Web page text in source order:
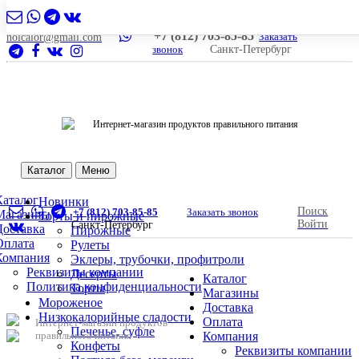
nolcalor@gmail.com +7 (812) 703-85-85 Заказать
звонок
Санкт-Петербург
Интернет-магазин продуктов правильного питания
Каталог Меню
Реквизиты компании
Политика конфиденциальности
Новинки
Торты и пирожные
Пирожные
Рулеты
Эклеры, трубочки, профитроли
Десерты
Торты
Мороженое
Низкокалорийные сладости
Печенье, суфле
Конфеты
+7 (812) 703-85-85
Заказать звонок
Санкт-Петербург
Поиск
Войти
Интернет-магазин продуктов
правильного питания
Каталог
Магазины
Доставка
Оплата
Компания
Реквизиты компании